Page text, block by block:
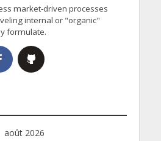
market-driven processes
internal or "organic"
formulate.
août 2026